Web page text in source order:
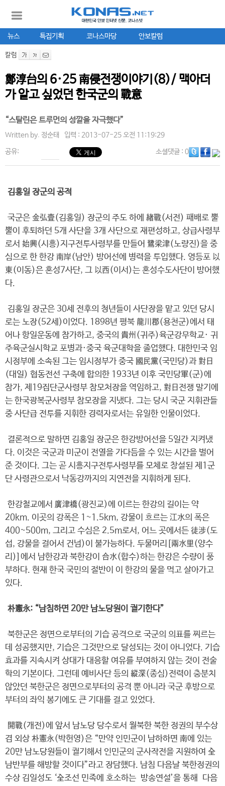
뉴스 특집기획 코나스마당 안보칼럼
칼럼
鄭淳台의 6·25 南侵전쟁이야기(8)/ 맥아더
가 알고 싶었던 한국군의 戰意
“스탈린은 트루먼의 성깔을 자극했다”
Written by. 정순태 입력 : 2013-07-25 오전 11:19:29
공유: 소셜댓글: 0
김홍일 장군의 공적
국군은 金弘壹(김홍일) 장군의 주도 하에 緖戰(서전) 패배로 뿔
뿔이 후퇴하던 5개 사단을 3개 사단으로 재편성하고, 상급사령부
로서 始興(시흥)지구전투사령부를 만들어 鷺梁津(노량진)을 중
심으로 한 한강 南岸(남안) 방어선에 병력을 투입했다. 영등포 以
東(이동)은 혼성7사단, 그 以西(이서)는 혼성수도사단이 방어했
다.
김홍일 장군은 30세 전후의 청년들이 사단장을 맡고 있던 당시
로는 노장(52세)이었다. 1898년 평북 龍川郡(용천군)에서 태
어나 항일운동에 참가하고, 중국의 貴州(귀주)육군강무학교· 귀
주육군실시학교 포병과·중국 육군대학을 졸업했다. 대한민국 임
시정부에 소속된 그는 임시정부가 중국 國民黨(국민당)과 對日
(대일) 협동전선 구축에 합의한 1933년 이후 국민당軍(군)에
참가, 제19집단군사령부 참모처장을 역임하고, 對日전쟁 말기에
는 한국광복군사령부 참모장을 지냈다. 그는 당시 국군 지휘관들
중 사단급 전투를 지휘한 경력자로서는 유일한 인물이었다.
결론적으로 말하면 김홍일 장군은 한강방어선을 5일간 지켜냈
다. 이것은 국군과 미군이 전열을 가다듬을 수 있는 시간을 벌어
준 것이다. 그는 곧 시흥지구전투사령부를 모체로 창설된 제1군
단 사령관으로서 낙동강까지의 지연전을 지휘하게 된다.
한강철교에서 廣津橋(광진교)에 이르는 한강의 길이는 약
20km. 이곳의 강폭은 1~1.5km, 강물이 흐르는 江水의 폭은
400~500m, 그리고 수심은 2.5m로서, 어느 곳에서든 徒涉(도
섭, 강물을 걸어서 건넘)이 불가능하다. 두물머리[兩水里(양수
리)]에서 남한강과 북한강이 合水(합수)하는 한강은 수량이 풍
부하다. 현재 한국 국민의 절반이 이 한강의 물을 먹고 살아가고
있다.
朴憲永: “남침하면 20만 남노당원이 궐기한다”
북한군은 정면으로부터의 기습 공격으로 국군의 의표를 찌르는
데 성공했지만, 기습은 그것만으로 달성되는 것이 아니었다. 기습
효과를 지속시켜 상대가 대응할 여유를 부여하지 않는 것이 전술
학의 기본이다. 그런데 예비사단 등의 縱深(종심)전력이 충분치
않았던 북한군은 정면으로부터의 공격 뿐 아니라 국군 후방으로
부터의 좌익 봉기에도 큰 기대를 걸고 있었다.
開戰(개전)에 앞서 남노당 당수로서 월북한 북한 정권의 부수상
겸 외상 朴憲永(박헌영)은 “만약 인민군이 남하하면 南에 있는
20만 남노당원들이 궐기해서 인민군의 군사작전을 지원하여 全
남반부를 해방할 것이다”라고 장담했다. 남침 다음날 북한정권의
수상 김일성도 ‘全조선 민족에 호소하는 방송연설’을 통해 다음